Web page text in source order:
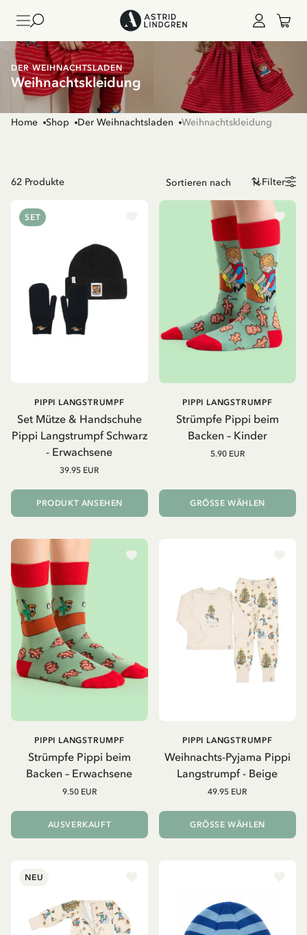
DER WEIHNACHTSLADEN
Weihnachtskleidung
Home Shop Der Weihnachtsladen Weihnachtskleidung
62 Produkte Filter
SET
Set Mütze & Handschuhe
Pippi Langstrumpf Schwarz
- Erwachsene
PIPPI LANGSTRUMPF
39.95 EUR
PRODUKT ANSEHEN
Strümpfe Pippi beim
Backen – Kinder
PIPPI LANGSTRUMPF
5.90 EUR
GRÖSSE WÄHLEN
Strümpfe Pippi beim
Backen – Erwachsene
PIPPI LANGSTRUMPF
9.50 EUR
AUSVERKAUFT
Weihnachts-Pyjama Pippi
Langstrumpf - Beige
PIPPI LANGSTRUMPF
49.95 EUR
GRÖSSE WÄHLEN
NEU